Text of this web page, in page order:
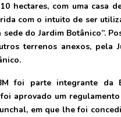
hectares, com uma casa
com o intuito de ser
do Jardim Botânico”.
terrenos anexos, pela
foi parte integrante da
aprovado um
em que lhe foi